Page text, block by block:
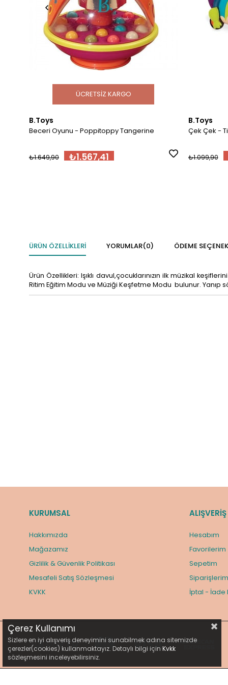
B.Toys
Beceri Oyunu - Poppitoppy Tangerine
₺1.567,41
₺1.649,90
ÜCRETSIZ KARGO
B.Toys
Çek Çek -
₺1.099,90
ÜRÜN ÖZELLIKLERI YORUMLAR(0) ÖDEME
Ürün Özellikleri: Işıklı davul,çocuklarınızın ilk müzikal
Ritim Eğitim Modu ve Müziği Keşfetme Modu bulunur. Yanıp
KURUMSAL
Hakkımızda
Mağazamız
Gizlilik & Güvenlik Politikası
Mesafeli Satış Sözleşmesi
KVKK
ALIŞVERİŞ
Hesabım
Favorilerim
Sepetim
Siparişlerim
İptal - İade
Çerez Kullanımı
Sizlere en iyi alışveriş deneyimini sunabilmek adına sitemizde
çerezler(cookies) kullanmaktayız. Detaylı bilgi için Kvkk
sözleşmesini inceleyebilirsiniz.